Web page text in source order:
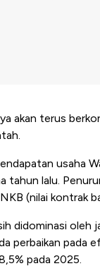
akan terus
usaha
tahun lalu.
(nilai kontrak
didominasi oleh
perbaikan pada
pada 2025.